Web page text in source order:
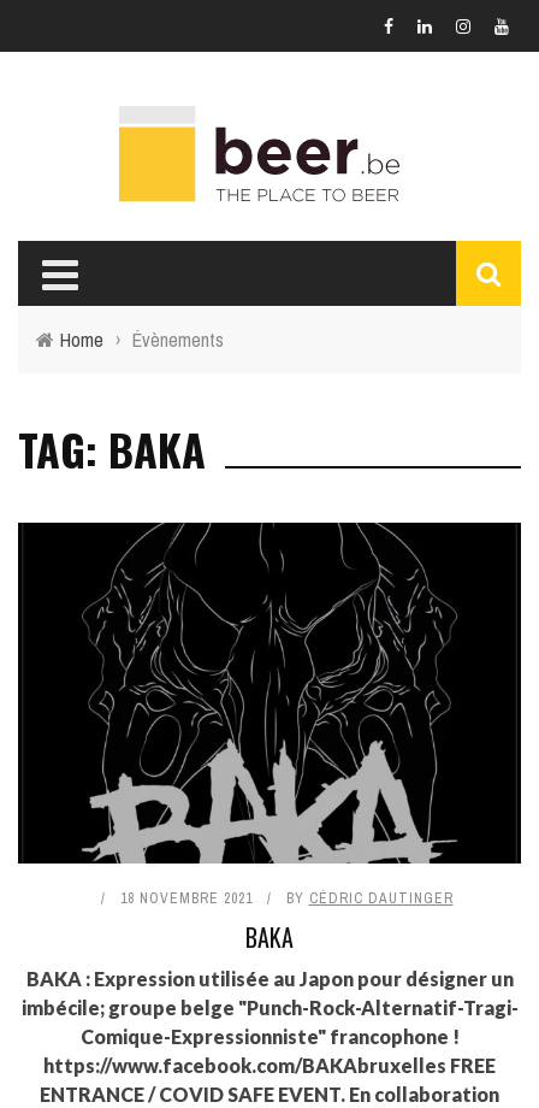
Home › Évènements
TAG: BAKA
18 NOVEMBRE 2021 BY CÉDRIC DAUTINGER
BAKA
BAKA : Expression utilisée au Japon pour désigner un
imbécile; groupe belge "Punch-Rock-Alternatif-Tragi-
Comique-Expressionniste" francophone !
https://www.facebook.com/BAKAbruxelles FREE
ENTRANCE / COVID SAFE EVENT. En collaboration